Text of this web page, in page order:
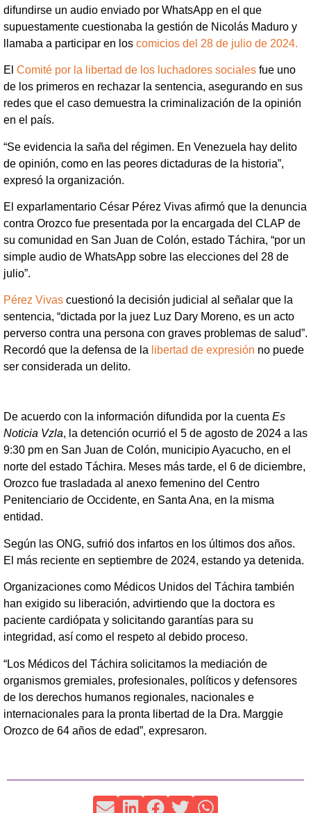
difundirse un audio enviado por WhatsApp en el que
supuestamente cuestionaba la gestión de Nicolás Maduro y
llamaba a participar en los comicios del 28 de julio de 2024.
El Comité por la libertad de los luchadores sociales fue uno
de los primeros en rechazar la sentencia, asegurando en sus
redes que el caso demuestra la criminalización de la opinión
en el país.
“Se evidencia la saña del régimen. En Venezuela hay delito
de opinión, como en las peores dictaduras de la historia”,
expresó la organización.
El exparlamentario César Pérez Vivas afirmó que la denuncia
contra Orozco fue presentada por la encargada del CLAP de
su comunidad en San Juan de Colón, estado Táchira, “por un
simple audio de WhatsApp sobre las elecciones del 28 de
julio”.
Pérez Vivas cuestionó la decisión judicial al señalar que la
sentencia, “dictada por la juez Luz Dary Moreno, es un acto
perverso contra una persona con graves problemas de salud”.
Recordó que la defensa de la libertad de expresión no puede
ser considerada un delito.
De acuerdo con la información difundida por la cuenta Es
Noticia Vzla, la detención ocurrió el 5 de agosto de 2024 a las
9:30 pm en San Juan de Colón, municipio Ayacucho, en el
norte del estado Táchira. Meses más tarde, el 6 de diciembre,
Orozco fue trasladada al anexo femenino del Centro
Penitenciario de Occidente, en Santa Ana, en la misma
entidad.
Según las ONG, sufrió dos infartos en los últimos dos años.
El más reciente en septiembre de 2024, estando ya detenida.
Organizaciones como Médicos Unidos del Táchira también
han exigido su liberación, advirtiendo que la doctora es
paciente cardiópata y solicitando garantías para su
integridad, así como el respeto al debido proceso.
“Los Médicos del Táchira solicitamos la mediación de
organismos gremiales, profesionales, políticos y defensores
de los derechos humanos regionales, nacionales e
internacionales para la pronta libertad de la Dra. Marggie
Orozco de 64 años de edad”, expresaron.